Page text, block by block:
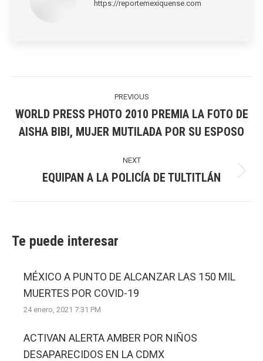
https://reportemexiquense.com
PREVIOUS
post:
WORLD PRESS PHOTO 2010 PREMIA LA FOTO DE
AISHA BIBI, MUJER MUTILADA POR SU ESPOSO
NEXT
Next
EQUIPAN A LA POLICÍA DE TULTITLÁN
Te puede interesar
MÉXICO A PUNTO DE ALCANZAR LAS 150 MIL
MUERTES POR COVID-19
24 enero, 2021 7:31 PM
ACTIVAN ALERTA AMBER POR NIÑOS
DESAPARECIDOS EN LA CDMX